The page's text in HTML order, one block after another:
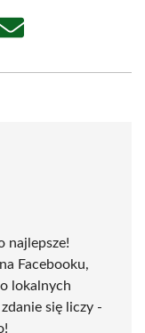
Share
najlepsze!
Facebooku,
lokalnych
się liczy -